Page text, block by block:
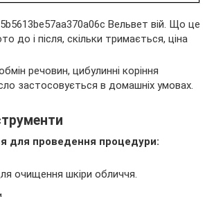
речовин, цибулинні коріння
застосовується в домашніх умовах.
для проведення процедури:
очищення шкіри обличчя.